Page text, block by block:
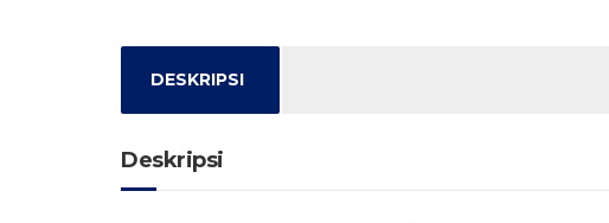
DESKRIPSI
Deskripsi